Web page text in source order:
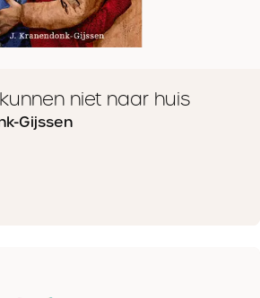
niet naar huis
Gijssen